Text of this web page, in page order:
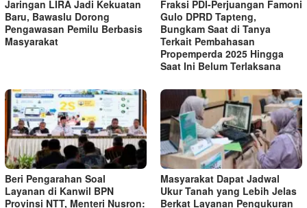
Jaringan LIRA Jadi Kekuatan
Baru, Bawaslu Dorong
Pengawasan Pemilu Berbasis
Masyarakat
Fraksi PDI-Perjuangan Famoni
Gulo DPRD Tapteng,
Bungkam Saat di Tanya
Terkait Pembahasan
Propemperda 2025 Hingga
Saat Ini Belum Terlaksana
Beri Pengarahan Soal
Layanan di Kanwil BPN
Provinsi NTT, Menteri Nusron:
Masyarakat Dapat Jadwal
Ukur Tanah yang Lebih Jelas
Berkat Layanan Pengukuran